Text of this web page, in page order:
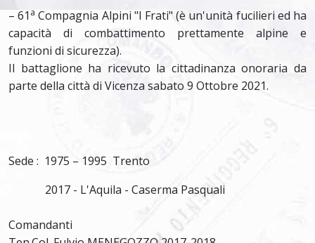
– 61 a Compagnia Alpini "I Frati" (è un'unità fucilieri ed ha
capacità di combattimento prettamente alpine e
funzioni di sicurezza).
Il battaglione ha ricevuto la cittadinanza onoraria da
parte della città di Vicenza sabato 9 Ottobre 2021.
Sede : 1975 – 1995 Trento
2017 - L'Aquila - Caserma Pasquali
Comandanti